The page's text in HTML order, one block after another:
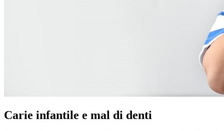
Carie infantile e mal di denti